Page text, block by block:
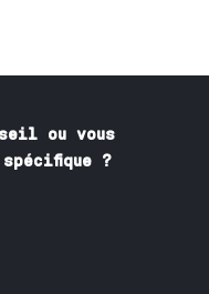
ou vous
?